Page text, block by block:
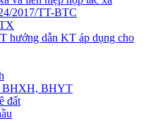
2017/TT-BTC
hướng dẫn KT áp dụng cho
BHXH, BHYT
đất